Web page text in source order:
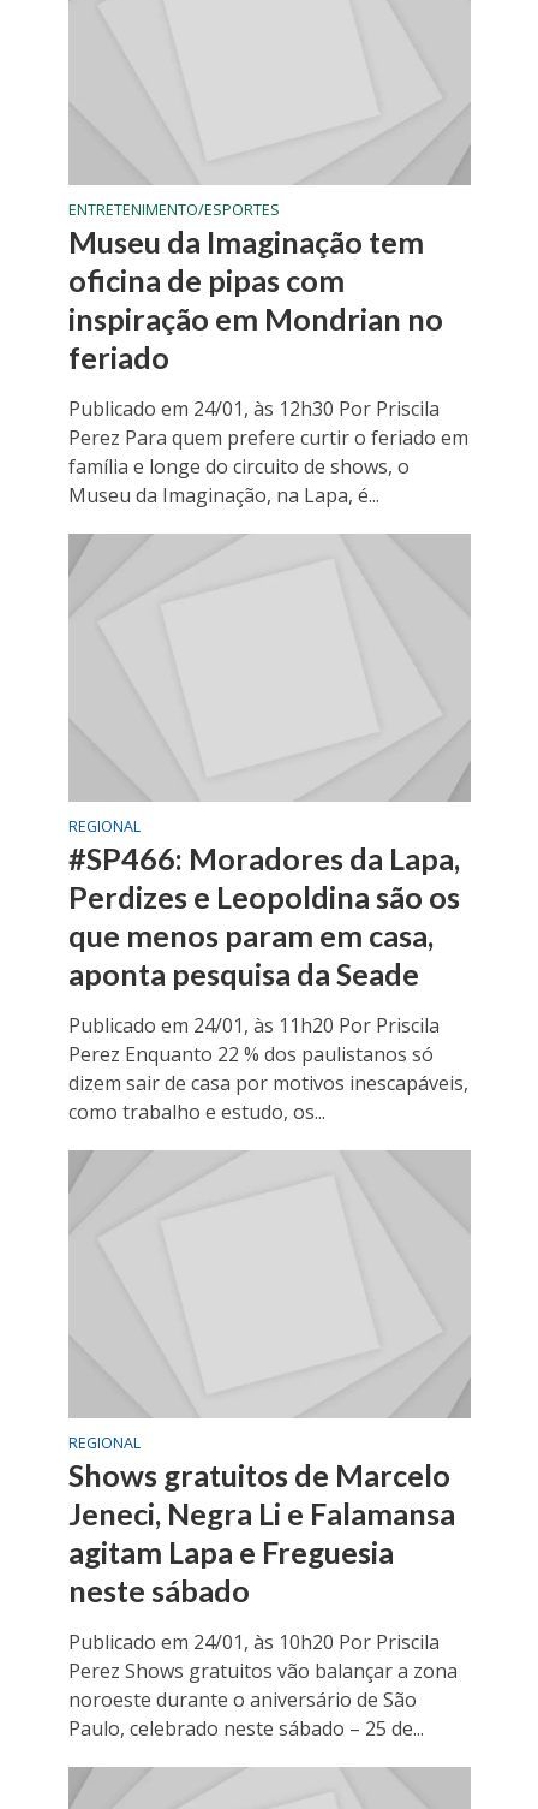
ENTRETENIMENTO/ESPORTES
Museu da Imaginação tem
oficina de pipas com
inspiração em Mondrian no
feriado
Publicado em 24/01, às 12h30 Por Priscila
Perez Para quem prefere curtir o feriado em
família e longe do circuito de shows, o
Museu da Imaginação, na Lapa, é...
REGIONAL
#SP466: Moradores da Lapa,
Perdizes e Leopoldina são os
que menos param em casa,
aponta pesquisa da Seade
Publicado em 24/01, às 11h20 Por Priscila
Perez Enquanto 22 % dos paulistanos só
dizem sair de casa por motivos inescapáveis,
como trabalho e estudo, os...
REGIONAL
Shows gratuitos de Marcelo
Jeneci, Negra Li e Falamansa
agitam Lapa e Freguesia
neste sábado
Publicado em 24/01, às 10h20 Por Priscila
Perez Shows gratuitos vão balançar a zona
noroeste durante o aniversário de São
Paulo, celebrado neste sábado – 25 de...